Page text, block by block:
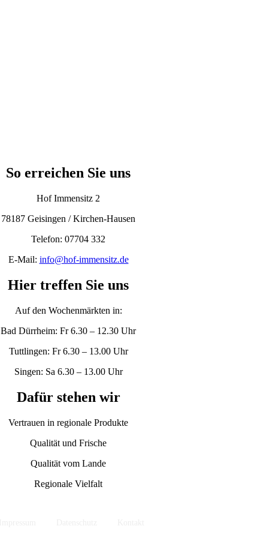
So erreichen Sie uns
Hof Immensitz 2
78187 Geisingen / Kirchen-Hausen
Telefon: 07704 332
E-Mail: info@hof-immensitz.de
Hier treffen Sie uns
Auf den Wochenmärkten in:
Bad Dürrheim: Fr 6.30 – 12.30 Uhr
Tuttlingen: Fr 6.30 – 13.00 Uhr
Singen: Sa 6.30 – 13.00 Uhr
Dafür stehen wir
Vertrauen in regionale Produkte
Qualität und Frische
Qualität vom Lande
Regionale Vielfalt